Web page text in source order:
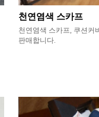
천연염색 스카프
천연염색 스카프, 쿠션커
판매합니다.